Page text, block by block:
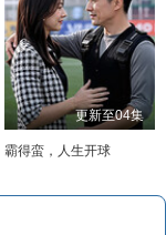
更新至04集
霸得蛮，人生开球